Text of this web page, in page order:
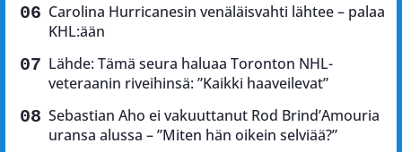
Carolina Hurricanesin venäläisvahti lähtee – palaa
KHL:ään
Lähde: Tämä seura haluaa Toronton NHL-
veteraanin riveihinsä: ”Kaikki haaveilevat”
Sebastian Aho ei vakuuttanut Rod Brind’Amouria
uransa alussa – ”Miten hän oikein selviää?”